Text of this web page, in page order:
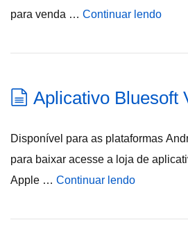
para venda … Continuar lendo
Aplicativo Bluesoft
Disponível para as plataformas
para baixar acesse a loja de
Apple … Continuar lendo